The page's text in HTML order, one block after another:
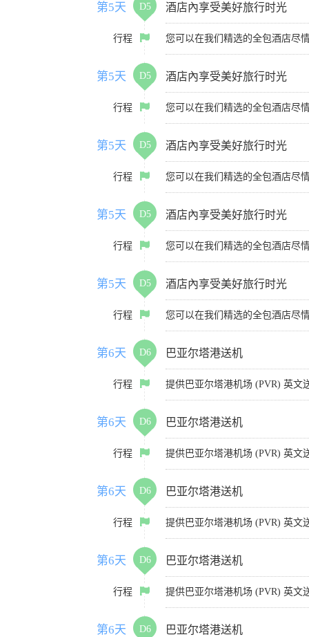
第5天 D5 酒店內享受美好旅行时光
行程 您可以在我们精选的全包酒店尽
第5天 D5 酒店內享受美好旅行时光
行程 您可以在我们精选的全包酒店尽
第5天 D5 酒店內享受美好旅行时光
行程 您可以在我们精选的全包酒店尽
第5天 D5 酒店內享受美好旅行时光
行程 您可以在我们精选的全包酒店尽
第5天 D5 酒店內享受美好旅行时光
行程 您可以在我们精选的全包酒店尽
第6天 D6 巴亚尔塔港送机
行程 提供巴亚尔塔港机场 (PVR) 英文
第6天 D6 巴亚尔塔港送机
行程 提供巴亚尔塔港机场 (PVR) 英文
第6天 D6 巴亚尔塔港送机
行程 提供巴亚尔塔港机场 (PVR) 英文
第6天 D6 巴亚尔塔港送机
行程 提供巴亚尔塔港机场 (PVR) 英文
第6天 D6 巴亚尔塔港送机